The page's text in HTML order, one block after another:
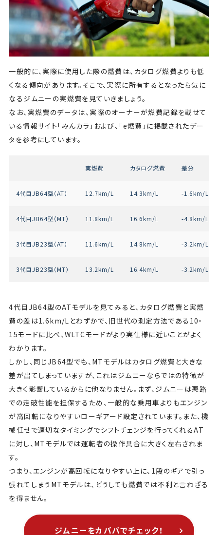
一般的に、実際に使用した際の燃費は、カタログ燃費よりも低
くなる傾向があります。そこで、実際に所有するとなったら気に
なるジムニーの実燃費を見ていきましょう。
なお、実燃費のデータは、実際のオーナーが燃費記録を載せて
いる情報サイト「みんカラ」および、「e燃費」に掲載されたデー
タを参考にしています。
実燃費 カタログ燃費 差分
4代目JB64型（AT） 12.7km/L 14.3km/L -1.6km/L
4代目JB64型（MT） 11.8km/L 16.6km/L -4.8km/L
3代目JB23型（AT） 11.6km/L 14.8km/L -3.2km/L
3代目JB23型（MT） 13.2km/L 16.4km/L -3.2km/L
4代目JB64型のATモデルを見てみると、カタログ燃費と実燃
費の差は1.6km/Lとわずかで、旧世代の測定方法である10・
15モードに比べ、WLTCモードがより実仕様に近いことがよく
わかります。
しかし、同じJB64型でも、MTモデルはカタログ燃費と大きな
差が出てしまっていますが、これはジムニーならではの特徴が
大きく影響しているからに他なりません。まず、ジムニーは悪路
での走破性能を担保するため、一般的な乗用車よりもエンジン
が高回転になりやすいローギアード設定されています。また、機
械任せで適切なタイミングでシフトチェンジを行ってくれるAT
に対し、MTモデルでは運転者の操作具合に大きく左右されま
す。
つまり、エンジンが高回転になりやすい上に、1段のギアで引っ
張れてしまうMTモデルは、どうしても燃費では不利と言わざる
を得ません。
ジムニーをカババでチェック！